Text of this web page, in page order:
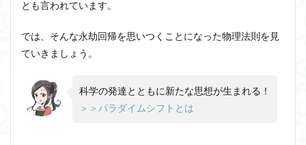
とも言われています。
では、そんな永劫回帰を思いつくことになった物理法則を見
ていきましょう。
科学の発達とともに新たな思想が生まれる！
＞＞パラダイムシフトとは